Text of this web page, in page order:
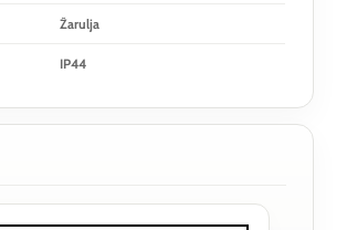
Žarulja
IP44